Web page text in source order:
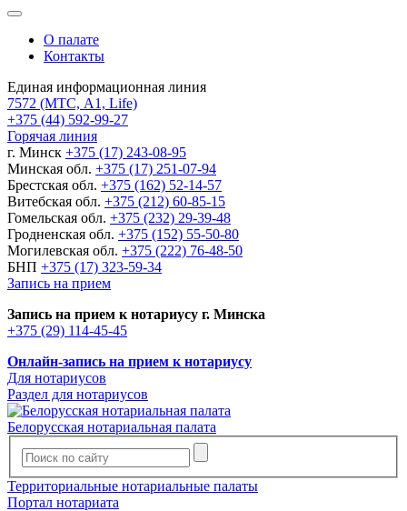
О палате
Контакты
Единая информационная линия
7572 (МТС, A1, Life)
+375 (44) 592-99-27
Горячая линия
г. Минск +375 (17) 243-08-95
Минская обл. +375 (17) 251-07-94
Брестская обл. +375 (162) 52-14-57
Витебская обл. +375 (212) 60-85-15
Гомельская обл. +375 (232) 29-39-48
Гродненская обл. +375 (152) 55-50-80
Могилевская обл. +375 (222) 76-48-50
БНП +375 (17) 323-59-34
Запись на прием
Запись на прием к нотариусу г. Минска
+375 (29) 114-45-45
Онлайн-запись на прием к нотариусу
Для нотариусов
Раздел для нотариусов
Белорусская нотариальная палата
Территориальные нотариальные палаты
Портал нотариата